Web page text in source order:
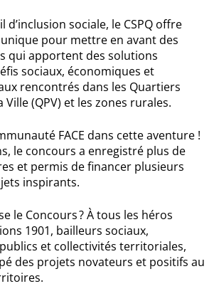
d’inclusion sociale, le CSPQ offre
pour mettre en avant des
qui apportent des solutions
sociaux, économiques et
rencontrés dans les Quartiers
(QPV) et les zones rurales.
FACE dans cette aventure !
le concours a enregistré plus de
et permis de financer plusieurs
inspirants.
le Concours ? À tous les héros
1901, bailleurs sociaux,
et collectivités territoriales,
des projets novateurs et positifs au